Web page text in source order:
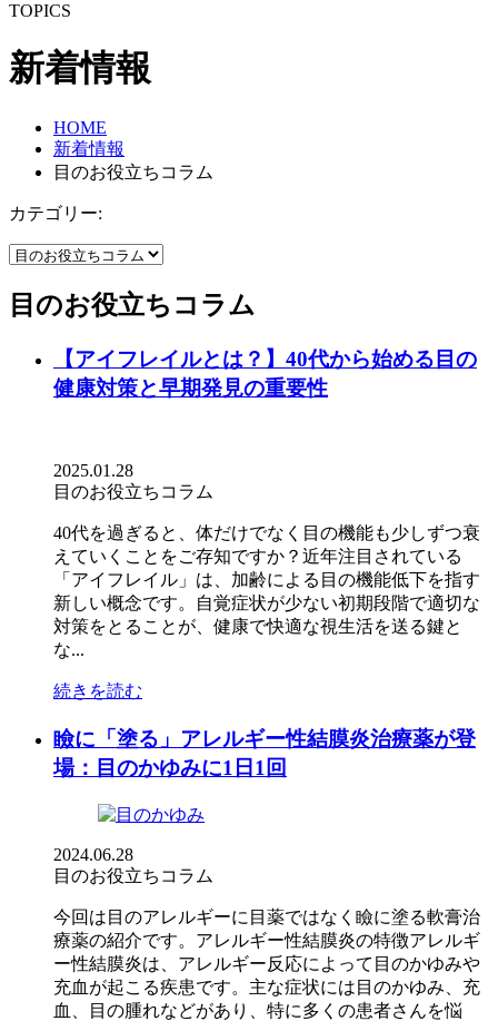
TOPICS
新着情報
HOME
新着情報
目のお役立ちコラム
カテゴリー:
目のお役立ちコラム
【アイフレイルとは？】40代から始める目の
健康対策と早期発見の重要性
2025.01.28
目のお役立ちコラム
40代を過ぎると、体だけでなく目の機能も少しずつ衰
えていくことをご存知ですか？近年注目されている
「アイフレイル」は、加齢による目の機能低下を指す
新しい概念です。自覚症状が少ない初期段階で適切な
対策をとることが、健康で快適な視生活を送る鍵と
な...
続きを読む
瞼に「塗る」アレルギー性結膜炎治療薬が登
場：目のかゆみに1日1回
2024.06.28
目のお役立ちコラム
今回は目のアレルギーに目薬ではなく瞼に塗る軟膏治
療薬の紹介です。アレルギー性結膜炎の特徴アレルギ
ー性結膜炎は、アレルギー反応によって目のかゆみや
充血が起こる疾患です。主な症状には目のかゆみ、充
血、目の腫れなどがあり、特に多くの患者さんを悩